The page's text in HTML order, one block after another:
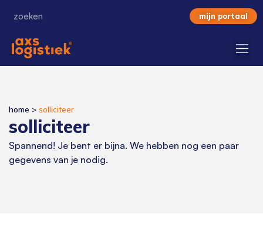
mijn portaal
home > solliciteer
solliciteer
Spannend! Je bent er bijna. We hebben nog een paar
gegevens van je nodig.